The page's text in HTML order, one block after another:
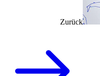
Zurück